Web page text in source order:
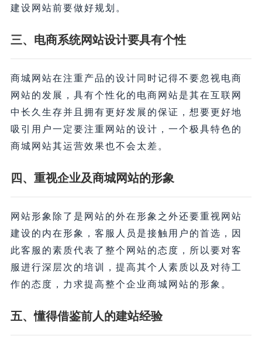
建设网站前要做好规划。
三、电商系统网站设计要具有个性
商城网站在注重产品的设计同时记得不要忽视电商
网站的发展，具有个性化的电商网站是其在互联网
中长久生存并且拥有更好发展的保证，想要更好地
吸引用户一定要注重网站的设计，一个极具特色的
商城网站其运营效果也不会太差。
四、 重视企业及商城网站的形象
网站形象除了是网站的外在形象之外还要重视网站
建设的内在形象，客服人员是接触用户的首选，因
此客服的素质代表了整个网站的态度，所以要对客
服进行深层次的培训，提高其个人素质以及对待工
作的态度，力求提高整个企业商城网站的形象。
五、懂得借鉴前人的建站经验